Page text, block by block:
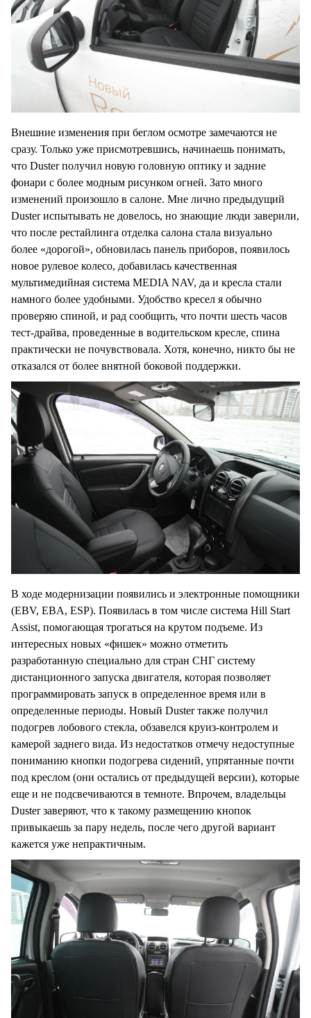
Внешние изменения при беглом осмотре замечаются не
сразу. Только уже присмотревшись, начинаешь понимать,
что Duster получил новую головную оптику и задние
фонари с более модным рисунком огней. Зато много
изменений произошло в салоне. Мне лично предыдущий
Duster испытывать не довелось, но знающие люди заверили,
что после рестайлинга отделка салона стала визуально
более «дорогой», обновилась панель приборов, появилось
новое рулевое колесо, добавилась качественная
мультимедийная система MEDIA NAV, да и кресла стали
намного более удобными. Удобство кресел я обычно
проверяю спиной, и рад сообщить, что почти шесть часов
тест-драйва, проведенные в водительском кресле, спина
практически не почувствовала. Хотя, конечно, никто бы не
отказался от более внятной боковой поддержки.
В ходе модернизации появились и электронные помощники
(EBV, EBA, ESP). Появилась в том числе система Hill Start
Assist, помогающая трогаться на крутом подъеме. Из
интересных новых «фишек» можно отметить
разработанную специально для стран СНГ систему
дистанционного запуска двигателя, которая позволяет
программировать запуск в определенное время или в
определенные периоды. Новый Duster также получил
подогрев лобового стекла, обзавелся круиз-контролем и
камерой заднего вида. Из недостатков отмечу недоступные
пониманию кнопки подогрева сидений, упрятанные почти
под креслом (они остались от предыдущей версии), которые
еще и не подсвечиваются в темноте. Впрочем, владельцы
Duster заверяют, что к такому размещению кнопок
привыкаешь за пару недель, после чего другой вариант
кажется уже непрактичным.